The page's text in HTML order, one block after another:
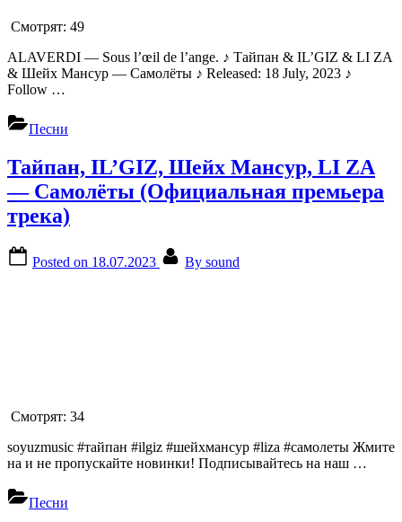
Смотрят: 49
ALAVERDI — Sous l’œil de l’ange. ♪ Тайпан & IL’GIZ & LI ZA
& Шейх Мансур — Самолёты ♪ Released: 18 July, 2023 ♪
Follow …
Песни
Тайпан, IL’GIZ, Шейх Мансур, LI ZA
— Самолёты (Официальная премьера
трека)
Posted on 18.07.2023 By sound
Смотрят: 34
soyuzmusic #тайпан #ilgiz #шейхмансур #liza #самолеты Жмите
на и не пропускайте новинки! Подписывайтесь на наш …
Песни